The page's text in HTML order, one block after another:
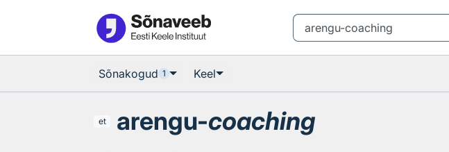
Sõnakogud 1 Keel
et arengu-coaching